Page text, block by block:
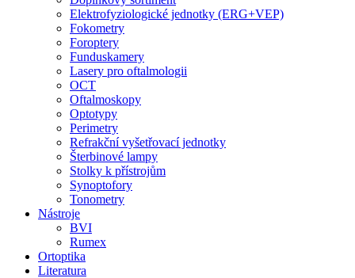
Elektrofyziologické jednotky (ERG+VEP)
Fokometry
Foroptery
Funduskamery
Lasery pro oftalmologii
OCT
Oftalmoskopy
Optotypy
Perimetry
Refrakční vyšetřovací jednotky
Šterbinové lampy
Stolky k přístrojům
Synoptofory
Tonometry
Nástroje
BVI
Rumex
Ortoptika
Literatura